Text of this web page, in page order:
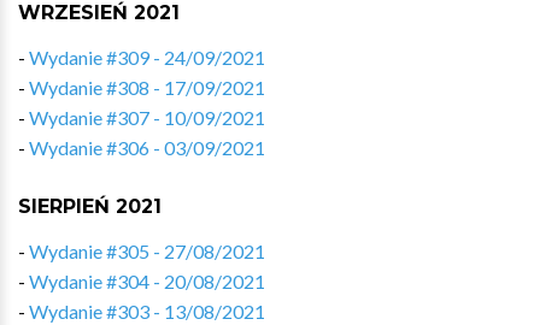
WRZESIEŃ 2021
- Wydanie #309 - 24/09/2021
- Wydanie #308 - 17/09/2021
- Wydanie #307 - 10/09/2021
- Wydanie #306 - 03/09/2021
SIERPIEŃ 2021
- Wydanie #305 - 27/08/2021
- Wydanie #304 - 20/08/2021
- Wydanie #303 - 13/08/2021